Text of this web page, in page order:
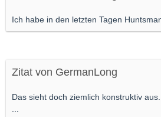
Ich habe in den letzten Tagen
Zitat von GermanLong
Das sieht doch ziemlich konstruktiv aus.